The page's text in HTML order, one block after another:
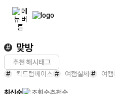
# 맞방
추천 해시태그
#
킥드럼베이스 # 여캠실체 # 여캠